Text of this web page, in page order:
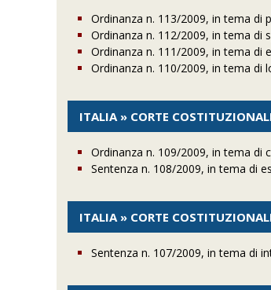
Ordinanza n. 113/2009, in tema di
Ordinanza n. 112/2009, in tema di
Ordinanza n. 111/2009, in tema di
Ordinanza n. 110/2009, in tema di
ITALIA » CORTE
Ordinanza n. 109/2009, in tema di
Sentenza n. 108/2009, in tema di
ITALIA » CORTE
Sentenza n. 107/2009, in tema di